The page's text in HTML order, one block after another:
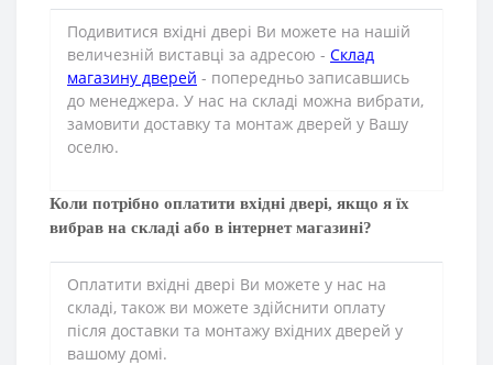
Подивитися вхідні двері Ви можете на нашій
величезній виставці за адресою - Склад
магазину дверей - попередньо записавшись
до менеджера. У нас на складі можна вибрати,
замовити доставку та монтаж дверей у Вашу
оселю.
Коли потрібно оплатити вхідні двері, якщо я їх
вибрав на складі або в інтернет магазині?
Оплатити вхідні двері Ви можете у нас на
складі, також ви можете здійснити оплату
після доставки та монтажу вхідних дверей у
вашому домі.